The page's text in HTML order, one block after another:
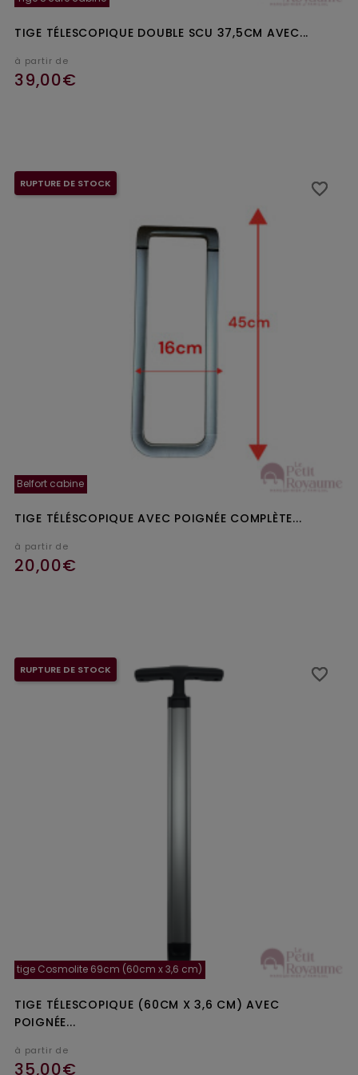
TIGE TÉLESCOPIQUE DOUBLE SCU 37,5CM AVEC...
à partir de
39,00€
Belfort cabine
TIGE TÉLÉSCOPIQUE AVEC POIGNÉE COMPLÈTE...
à partir de
20,00€
RUPTURE DE STOCK favorite_border
favorite_border
tige Cosmolite 69cm (60cm x 3,6 cm)
TIGE TÉLESCOPIQUE (60CM X 3,6 CM) AVEC
POIGNÉE...
à partir de
35,00€
RUPTURE DE STOCK favorite_border
favorite_border